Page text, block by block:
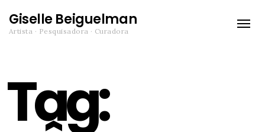
Giselle Beiguelman
Artista · Pesquisadora · Curadora
Toggle
Tag: